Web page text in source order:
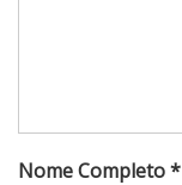
Nome Completo *